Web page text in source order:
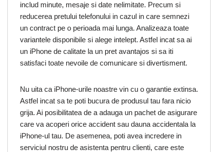
includ minute, mesaje si date nelimitate. Precum si
reducerea pretului telefonului in cazul in care semnezi
un contract pe o perioada mai lunga. Analizeaza toate
variantele disponibile si alege intelept. Astfel incat sa ai
un iPhone de calitate la un pret avantajos si sa iti
satisfaci toate nevoile de comunicare si divertisment.
Nu uita ca iPhone-urile noastre vin cu o garantie extinsa.
Astfel incat sa te poti bucura de produsul tau fara nicio
grija. Ai posibilitatea de a adauga un pachet de asigurare
care va acoperi orice accident sau dauna accidentala la
iPhone-ul tau. De asemenea, poti avea incredere in
serviciul nostru de asistenta pentru clienti, care este